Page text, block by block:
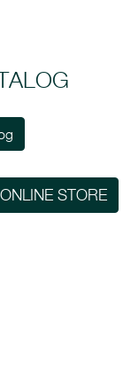
STORE